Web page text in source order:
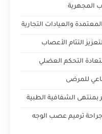
المجهرية
والعيادات التجارية
التئام الأعصاب
التحكم العضلي
للمرضى
بمنتهى الشفافية الطبية
جراحة ترميم عصب الوجه